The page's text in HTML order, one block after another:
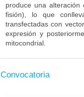
produce una
fisión), lo que
transfectadas con
expresión y
mitocondrial.
Convocatoria